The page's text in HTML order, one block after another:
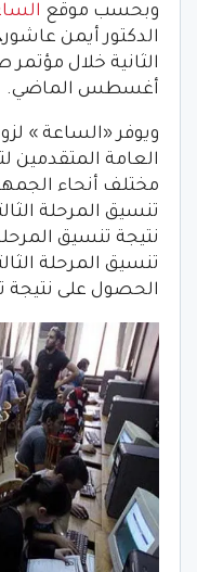
وبحسب موقع
الدكتور أيمن
أغسطس الماضي.
ويوفر «الساعة »
مختلف أنحاء
تنسيق المرحلة
نتيجة تنسيق
تنسيق المرحلة
الحصول على نتيجة